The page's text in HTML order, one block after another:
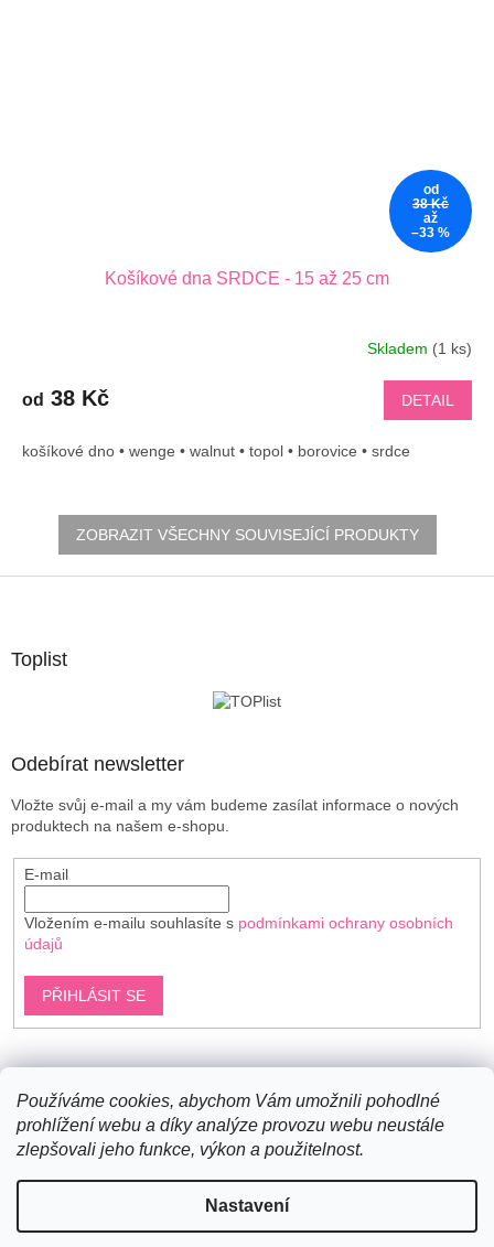
Používáme cookies, abychom Vám umožnili pohodlné
prohlížení webu a díky analýze provozu webu neustále
zlepšovali jeho funkce, výkon a použitelnost.
Nastavení
od
38 Kč
až
–33 %
Košíkové dna SRDCE - 15 až 25 cm
Skladem (1 ks)
od 38 Kč DETAIL
košíkové dno • wenge • walnut • topol • borovice • srdce
ZOBRAZIT VŠECHNY SOUVISEJÍCÍ PRODUKTY
Toplist
Odebírat newsletter
Vložte svůj e-mail a my vám budeme zasílat informace o nových
produktech na našem e-shopu.
E-mail
Vložením e-mailu souhlasíte s podmínkami ochrany osobních
údajů
PŘIHLÁSIT SE